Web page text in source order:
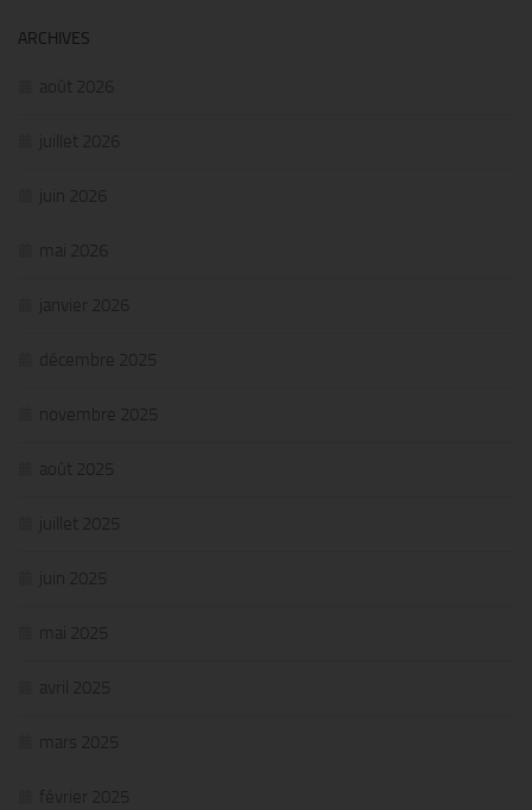
ARCHIVES
août 2026
juillet 2026
juin 2026
mai 2026
janvier 2026
décembre 2025
novembre 2025
août 2025
juillet 2025
juin 2025
mai 2025
avril 2025
mars 2025
février 2025